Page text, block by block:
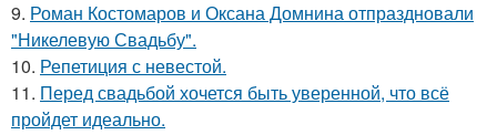
9. Роман Костомаров и Оксана Домнина отпраздновали
"Никелевую Свадьбу".
10. Репетиция с невестой.
11. Перед свадьбой хочется быть уверенной, что всё
пройдет идеально.